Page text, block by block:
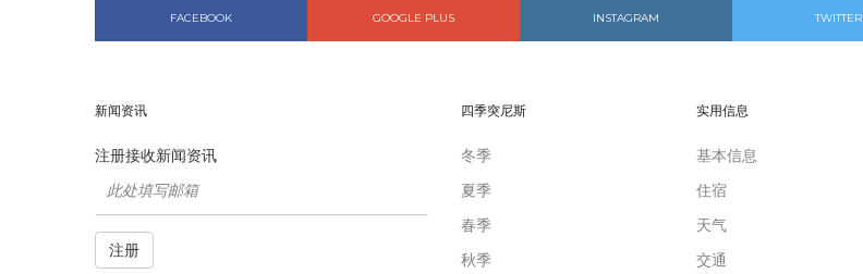
FACEBOOK GOOGLE PLUS INSTAGRAM TWITTER
新闻资讯
注册接收新闻资讯
注册
四季突尼斯
冬季
夏季
春季
秋季
实用信息
基本信息
住宿
天气
交通